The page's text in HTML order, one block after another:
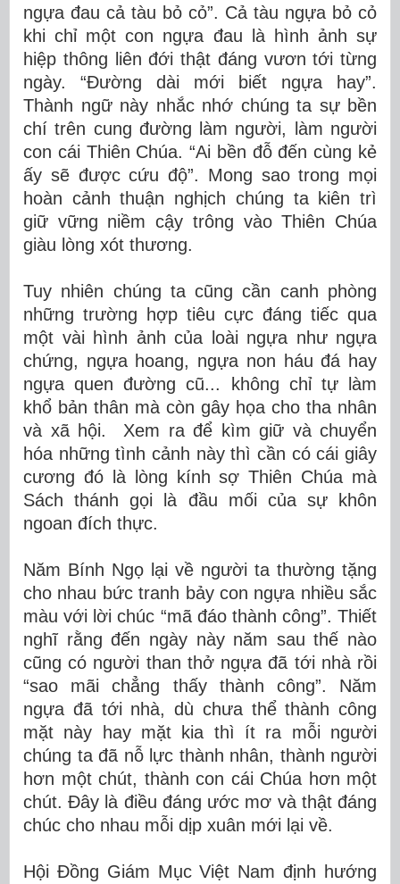
ngựa đau cả tàu bỏ cỏ”. Cả tàu ngựa bỏ cỏ
khi chỉ một con ngựa đau là hình ảnh sự
hiệp thông liên đới thật đáng vươn tới từng
ngày. “Đường dài mới biết ngựa hay”.
Thành ngữ này nhắc nhớ chúng ta sự bền
chí trên cung đường làm người, làm người
con cái Thiên Chúa. “Ai bền đỗ đến cùng kẻ
ấy sẽ được cứu độ”. Mong sao trong mọi
hoàn cảnh thuận nghịch chúng ta kiên trì
giữ vững niềm cậy trông vào Thiên Chúa
giàu lòng xót thương.
Tuy nhiên chúng ta cũng cần canh phòng
những trường hợp tiêu cực đáng tiếc qua
một vài hình ảnh của loài ngựa như ngựa
chứng, ngựa hoang, ngựa non háu đá hay
ngựa quen đường cũ... không chỉ tự làm
khổ bản thân mà còn gây họa cho tha nhân
và xã hội. Xem ra để kìm giữ và chuyển
hóa những tình cảnh này thì cần có cái giây
cương đó là lòng kính sợ Thiên Chúa mà
Sách thánh gọi là đầu mối của sự khôn
ngoan đích thực.
Năm Bính Ngọ lại về người ta thường tặng
cho nhau bức tranh bảy con ngựa nhiều sắc
màu với lời chúc “mã đáo thành công”. Thiết
nghĩ rằng đến ngày này năm sau thế nào
cũng có người than thở ngựa đã tới nhà rồi
“sao mãi chẳng thấy thành công”. Năm
ngựa đã tới nhà, dù chưa thể thành công
mặt này hay mặt kia thì ít ra mỗi người
chúng ta đã nỗ lực thành nhân, thành người
hơn một chút, thành con cái Chúa hơn một
chút. Đây là điều đáng ước mơ và thật đáng
chúc cho nhau mỗi dịp xuân mới lại về.
Hội Đồng Giám Mục Việt Nam định hướng